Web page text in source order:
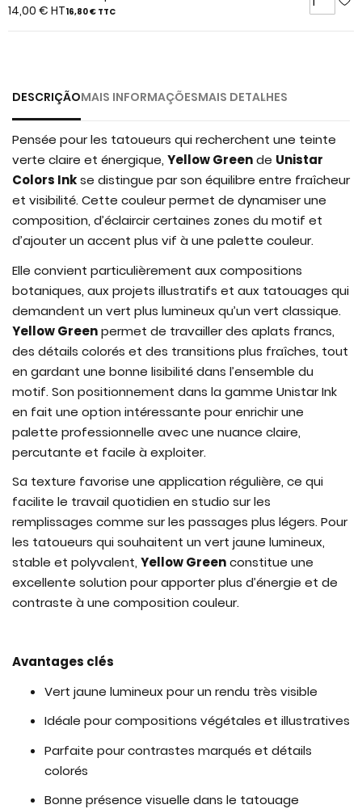
the
14,00 € HT16,80 € TTC
DESCRIÇÃOMAIS INFORMAÇÕESMAIS DETALHES
Pensée pour les tatoueurs qui recherchent une teinte
verte claire et énergique, Yellow Greende Unistar
Colors Inkse distingue par son équilibre entre fraîcheur
et visibilité. Cette couleur permet de dynamiser une
composition, d’éclaircir certaines zones du motif et
d’ajouter un accent plus vif à une palette couleur.
Elle convient particulièrement aux compositions
botaniques, aux projets illustratifs et aux tatouages qui
demandent un vert plus lumineux qu’un vert classique.
Yellow Greenpermet de travailler des aplats francs,
des détails colorés et des transitions plus fraîches, tout
en gardant une bonne lisibilité dans l’ensemble du
motif. Son positionnement dans la gamme Unistar Ink
en fait une option intéressante pour enrichir une
palette professionnelle avec une nuance claire,
percutante et facile à exploiter.
Sa texture favorise une application régulière, ce qui
facilite le travail quotidien en studio sur les
remplissages comme sur les passages plus légers. Pour
les tatoueurs qui souhaitent un vert jaune lumineux,
stable et polyvalent, Yellow Greenconstitue une
excellente solution pour apporter plus d’énergie et de
contraste à une composition couleur.
Avantages clés
Vert jaune lumineux pour un rendu très visible
Idéale pour compositions végétales et illustratives
Parfaite pour contrastes marqués et détails
colorés
Bonne présence visuelle dans le tatouage